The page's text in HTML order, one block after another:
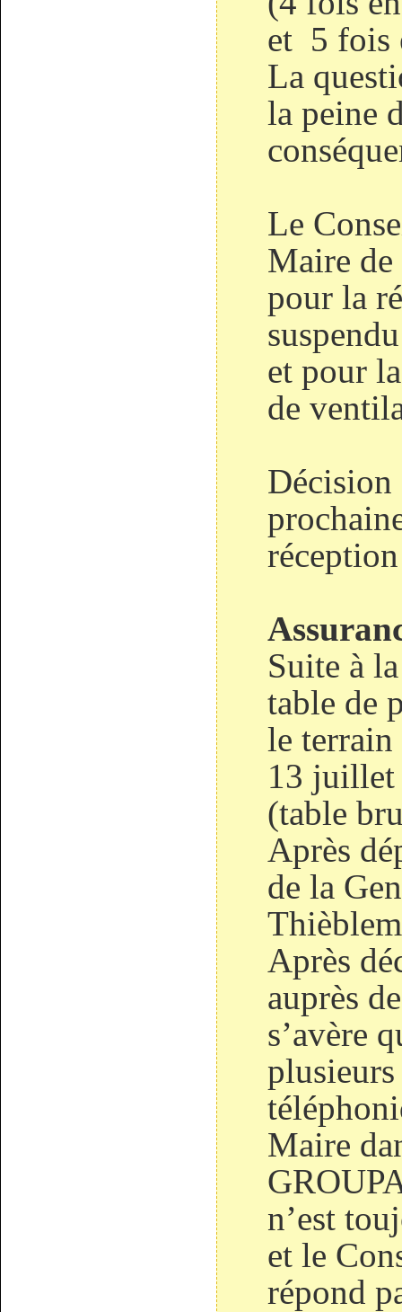
et 5 fois
La
la peine
Le
Maire de
pour la
suspendu
et pour
de
Décision
Suite à
table de
le
13 juillet
(table
Après
de la
Après
auprès
s’avère
Maire
n’est
et le
répond